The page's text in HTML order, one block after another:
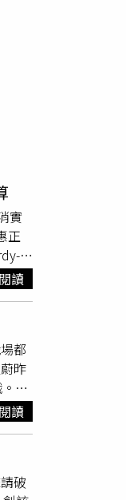
實
正
意
明
明
話
帳
府
如
零
光
好
讀
都
昨
據
釐
確
去
有
讀
破